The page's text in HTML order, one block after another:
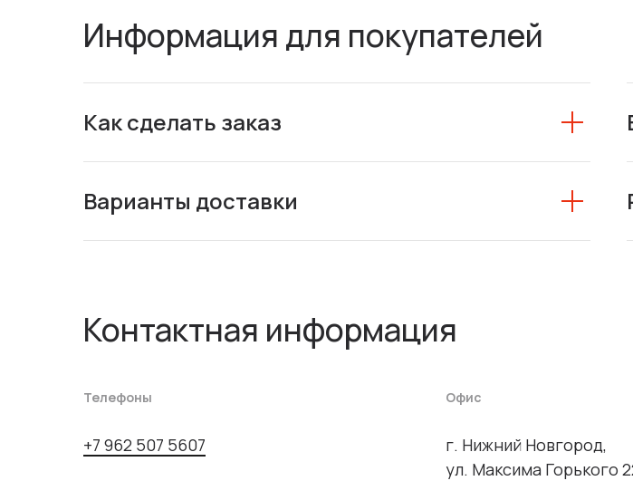
Информация для покупателей
Как сделать заказ
Варианты доставки
Контактная информация
Телефоны
+7 962 507 5607
Офис
г. Нижний Новгород,
ул. Максима Горького